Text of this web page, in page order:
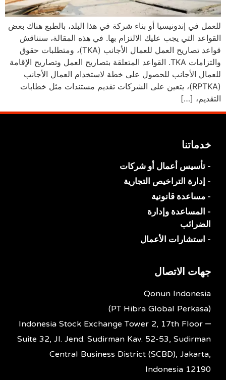
للعمل في إندونيسيا أو بناء شركة في هذا البلد، بالطبع هناك بعض
القواعد التي يجب عليك الالتزام بها. في هذه المقالة، سنناقش
قواعد تصاريح العمل للعمال الأجانب (TKA)، ومتطلبات حقوق
والتزامات TKA. القواعد المتعلقة بتصاريح العمل وتصاريح الإقامة
للعمال الأجانب للحصول على خطة لاستخدام العمال الأجانب
(RPTKA)، يتعين على الشركات تقديم مستندات مثل خطابات
التقديم، […]
خدماتنا
- تأسيس أعمال أو شركات
- إدارة التراخيص التجارية
- مساعدة قانونية
- المساعدة وإدارة
الضرائب
- استشارات الأعمال
جهات الاتصال
Qonun Indonesia
(PT Hibra Global Perkasa)
Indonesia Stock Exchange Tower 2, 17th Floor –
Suite 32, Jl. Jend. Sudirman Kav. 52-53, Sudirman
Central Business District (SCBD), Jakarta,
Indonesia 12190